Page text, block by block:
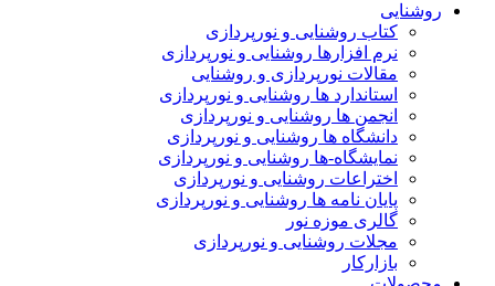
روشنایی
کتاب روشنایی و نورپردازی
نرم افزارها روشنایی و نورپردازی
مقالات نورپردازی و روشنایی
استاندارد ها روشنایی و نورپردازی
انجمن ها روشنایی و نورپردازی
دانشگاه ها روشنایی و نورپردازی
نمایشگاه-ها روشنایی و نورپردازی
اختراعات روشنایی و نورپردازی
پایان نامه ها روشنایی و نورپردازی
گالری موزه نور
مجلات روشنایی و نورپردازی
بازارکار